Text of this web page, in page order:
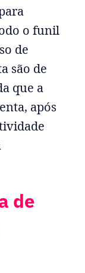
o funil
de
são de
que a
após
de